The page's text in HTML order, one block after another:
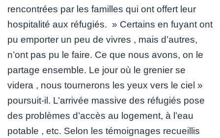
rencontrées par les familles qui ont offert leur
hospitalité aux réfugiés. » Certains en fuyant ont
pu emporter un peu de vivres , mais d’autres,
n’ont pas pu le faire. Ce que nous avons, on le
partage ensemble. Le jour où le grenier se
videra , nous tournerons les yeux vers le ciel »
poursuit-il. L’arrivée massive des réfugiés pose
des problèmes d’accès au logement, à l’eau
potable , etc. Selon les témoignages recueillis